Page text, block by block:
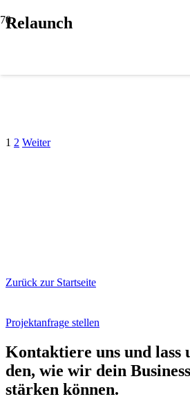
Relaunch
1 2 Weiter
Zurück zur Startseite
Projektanfrage stellen
Kon­tak­tie­re uns und lass
den, wie wir dein
stär­ken kön­nen.